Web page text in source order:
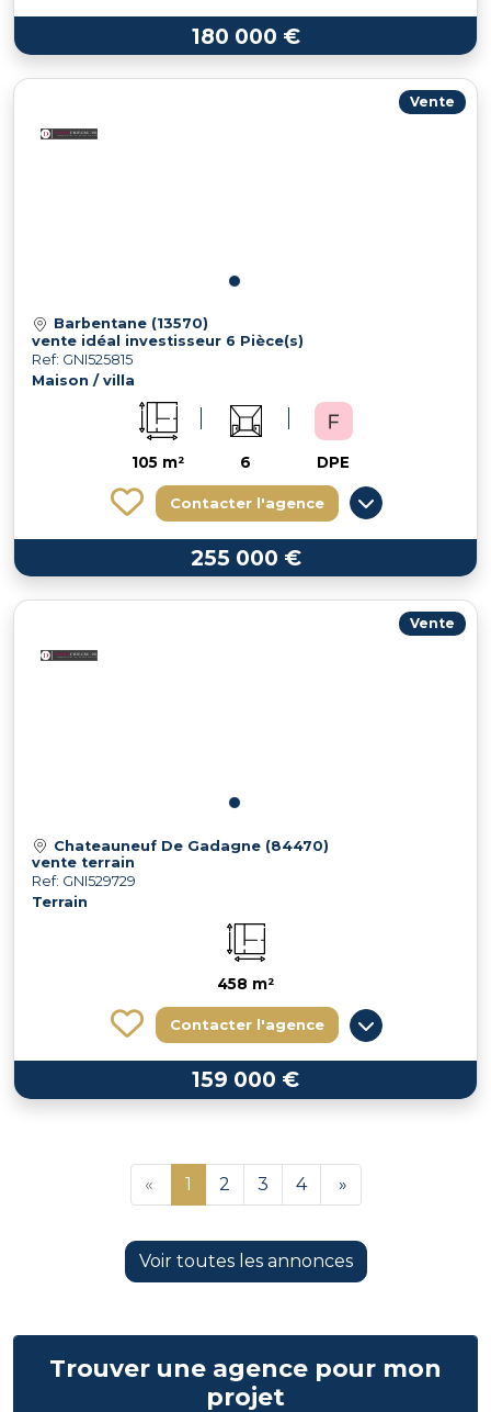
180 000 €
Vente
Barbentane (13570)
vente idéal investisseur 6 Pièce(s)
Ref: GNI525815
Maison / villa
105 m² 6 DPE
Contacter l'agence
255 000 €
Vente
Chateauneuf De Gadagne (84470)
vente terrain
Ref: GNI529729
Terrain
458 m²
Contacter l'agence
159 000 €
« 1 2 3 4 »
Voir toutes les annonces
Trouver une agence pour mon
projet